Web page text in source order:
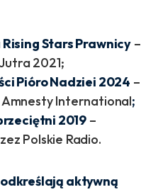
Stars Prawnicy–
2021;
Pióro Nadziei 2024 –
International;
2019 –
Polskie Radio.
aktywną